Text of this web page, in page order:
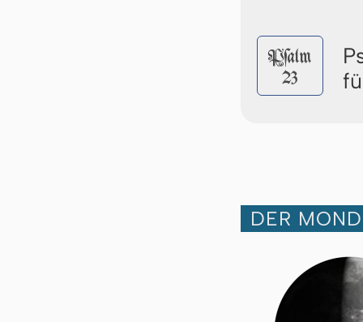
Pſalm
23
DER